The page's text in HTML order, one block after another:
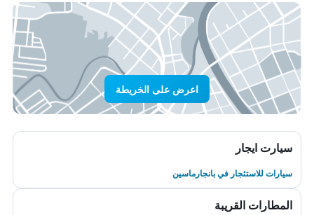
اعرض على الخريطة
سيارت ايجار
سيارات للاستئجار في بانجارماسين
المطارات القريبة